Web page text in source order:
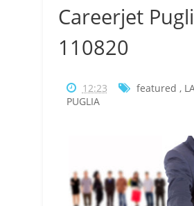
Careerjet
110820
12:23 featured ,
PUGLIA